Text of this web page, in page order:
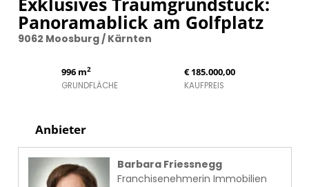
Panoramablick am Golfplatz
9062 Moosburg / Kärnten
996 m2
GRUNDFLÄCHE
€ 185.000,00
KAUFPREIS
Anbieter
Barbara Friessnegg
Franchisenehmerin Immobilien